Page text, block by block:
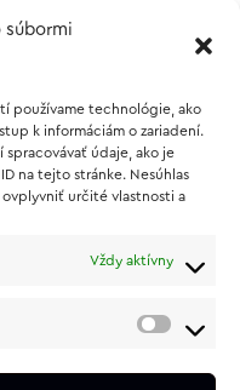
súbormi
používame technológie, ako
k informáciám o zariadení.
spracovávať údaje, ako je
na tejto stránke. Nesúhlas
ovplyvniť určité vlastnosti a
Vždy aktívny